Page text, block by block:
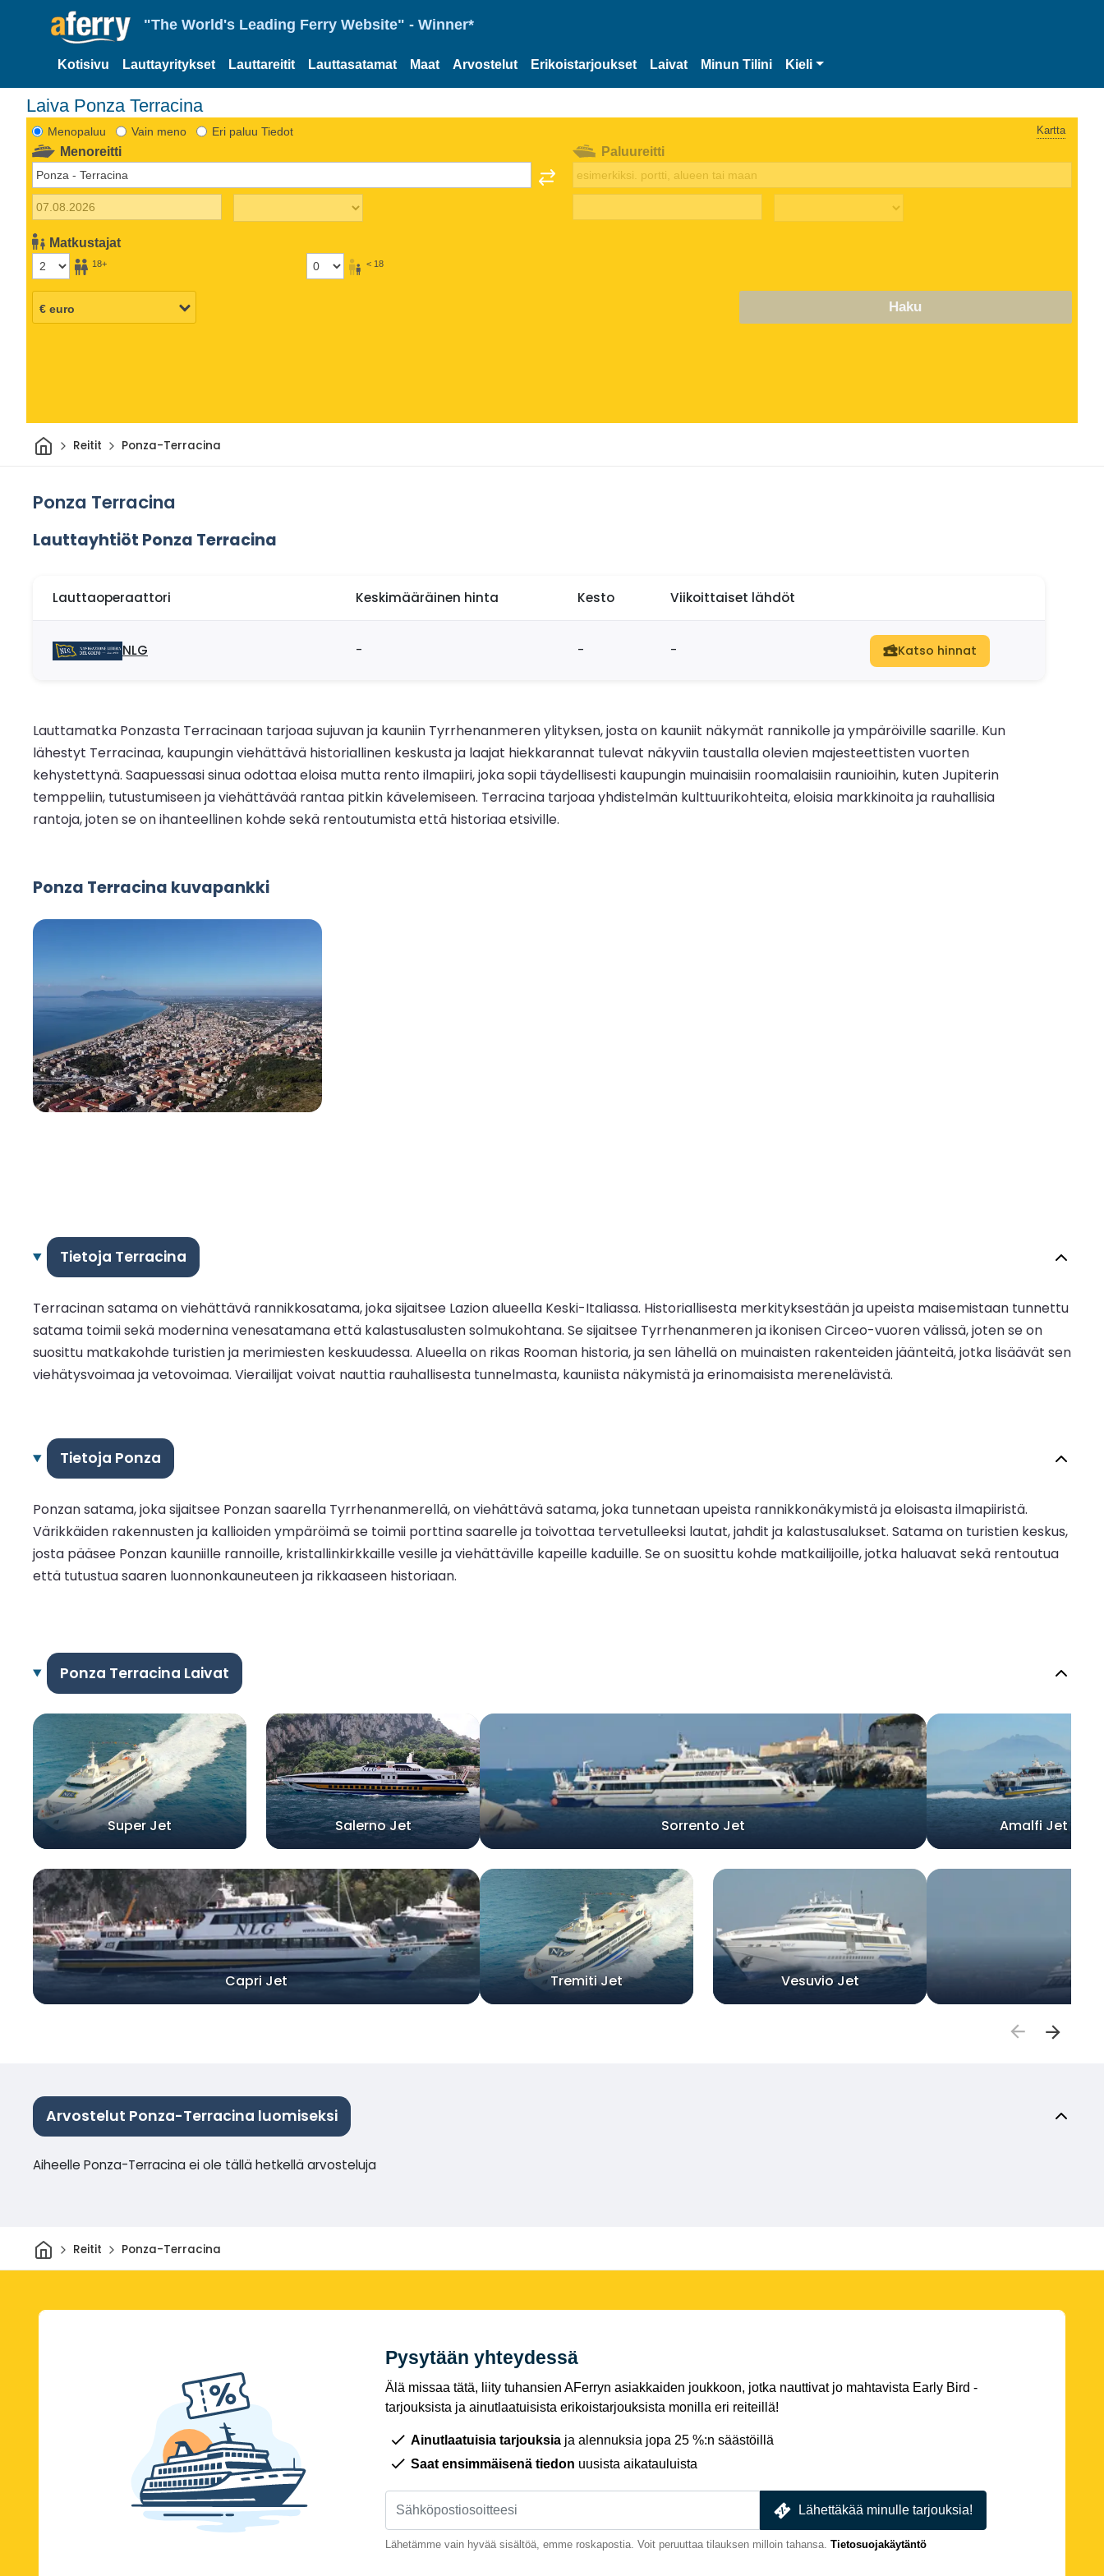
"The World's Leading Ferry Website" - Winner*
Kotisivu Lauttayritykset Lauttareitit Lauttasatamat Maat Arvostelut Erikoistarjoukset Laivat Minun Tilini Kieli
Laiva Ponza Terracina
Menopaluu Vain meno Eri paluu Tiedot Kartta
Menoreitti
Matkustajat
18+ < 18
Paluureitti
Haku
KotiinReitit Ponza-Terracina
Ponza Terracina
Lauttayhtiöt Ponza Terracina
Lauttaoperaattori Keskimääräinen hinta Kesto Viikoittaiset lähdöt
NLG - - - Katso hinnat
Lauttamatka Ponzasta Terracinaan tarjoaa sujuvan ja kauniin Tyrrhenanmeren ylityksen, josta on kauniit näkymät rannikolle ja ympäröiville saarille. Kun
lähestyt Terracinaa, kaupungin viehättävä historiallinen keskusta ja laajat hiekkarannat tulevat näkyviin taustalla olevien majesteettisten vuorten
kehystettynä. Saapuessasi sinua odottaa eloisa mutta rento ilmapiiri, joka sopii täydellisesti kaupungin muinaisiin roomalaisiin raunioihin, kuten Jupiterin
temppeliin, tutustumiseen ja viehättävää rantaa pitkin kävelemiseen. Terracina tarjoaa yhdistelmän kulttuurikohteita, eloisia markkinoita ja rauhallisia
rantoja, joten se on ihanteellinen kohde sekä rentoutumista että historiaa etsiville.
Ponza Terracina kuvapankki
Tietoja Terracina
Terracinan satama on viehättävä rannikkosatama, joka sijaitsee Lazion alueella Keski-Italiassa. Historiallisesta merkityksestään ja upeista maisemistaan tunnettu
satama toimii sekä modernina venesatamana että kalastusalusten solmukohtana. Se sijaitsee Tyrrhenanmeren ja ikonisen Circeo-vuoren välissä, joten se on
suosittu matkakohde turistien ja merimiesten keskuudessa. Alueella on rikas Rooman historia, ja sen lähellä on muinaisten rakenteiden jäänteitä, jotka lisäävät sen
viehätysvoimaa ja vetovoimaa. Vierailijat voivat nauttia rauhallisesta tunnelmasta, kauniista näkymistä ja erinomaisista merenelävistä.
Tietoja Ponza
Ponzan satama, joka sijaitsee Ponzan saarella Tyrrhenanmerellä, on viehättävä satama, joka tunnetaan upeista rannikkonäkymistä ja eloisasta ilmapiiristä.
Värikkäiden rakennusten ja kallioiden ympäröimä se toimii porttina saarelle ja toivottaa tervetulleeksi lautat, jahdit ja kalastusalukset. Satama on turistien keskus,
josta pääsee Ponzan kauniille rannoille, kristallinkirkkaille vesille ja viehättäville kapeille kaduille. Se on suosittu kohde matkailijoille, jotka haluavat sekä rentoutua
että tutustua saaren luonnonkauneuteen ja rikkaaseen historiaan.
Ponza Terracina Laivat
Super Jet Salerno Jet
Capri Jet
Sorrento Jet
Tremiti Jet Vesuvio Jet
Amalfi Jet
Arvostelut Ponza-Terracina luomiseksi
Aiheelle Ponza-Terracina ei ole tällä hetkellä arvosteluja
KotiinReitit Ponza-Terracina
Pysytään yhteydessä
Älä missaa tätä, liity tuhansien AFerryn asiakkaiden joukkoon, jotka nauttivat jo mahtavista Early Bird -
tarjouksista ja ainutlaatuisista erikoistarjouksista monilla eri reiteillä!
Ainutlaatuisia tarjouksia ja alennuksia jopa 25 %:n säästöillä
Saat ensimmäisenä tiedon uusista aikatauluista
Lähettäkää minulle tarjouksia!
Lähetämme vain hyvää sisältöä, emme roskapostia. Voit peruuttaa tilauksen milloin tahansa. Tietosuojakäytäntö